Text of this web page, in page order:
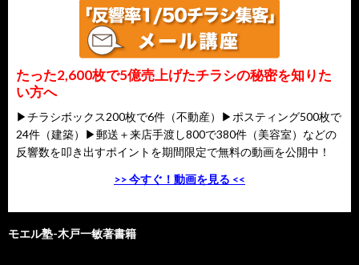
たった2,600枚で5億売上げたチラシの秘密を知りた
い方へ
▶チラシボックス200枚で6件（不動産）▶ポスティング500枚で
24件（建築）▶郵送＋来店手渡し800で380件（美容室）などの
反響数を叩き出すポイントを期間限定で無料の動画を公開中！
>> 今すぐ！動画を見る <<
モエル塾-木戸一敏著書籍